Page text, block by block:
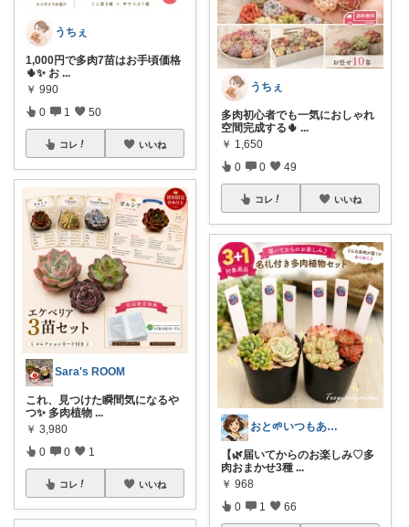
うちぇ
1,000円で多肉7苗はお手頃価格
🌵✨ お ...
￥ 990
0 1 50
コレ いいね
Sara's ROOM
これ、見つけた瞬間気になるや
つ✨ 多肉植物 ...
￥ 3,980
0 0 1
コレ いいね
うちぇ
多肉初心者でも一気におしゃれ
空間完成する🌵 ...
￥ 1,650
0 0 49
コレ いいね
おと🌱いつもありがとう😊
【🌿届いてからのお楽しみ♡多
肉おまかせ3種 ...
￥ 968
0 1 66